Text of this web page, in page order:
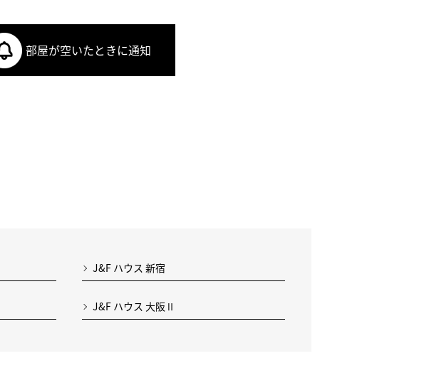
部屋が空いたときに通知
J&F ハウス 新宿
J&F ハウス 大阪Ⅱ